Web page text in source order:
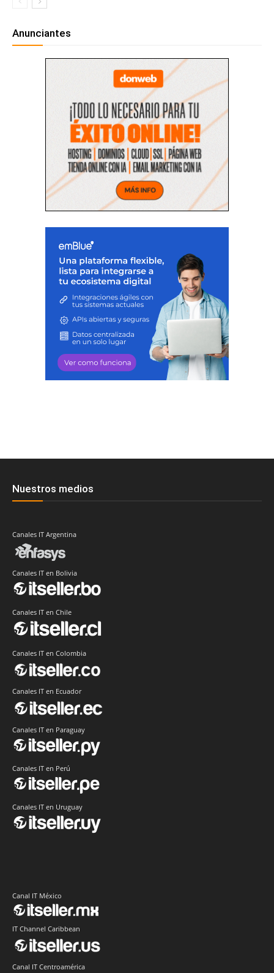
Anunciantes
Nuestros medios
Canales IT Argentina
Canales IT en Bolivia
Canales IT en Chile
Canales IT en Colombia
Canales IT en Ecuador
Canales IT en Paraguay
Canales IT en Perú
Canales IT en Uruguay
Canal IT México
IT Channel Caribbean
Canal IT Centroamérica